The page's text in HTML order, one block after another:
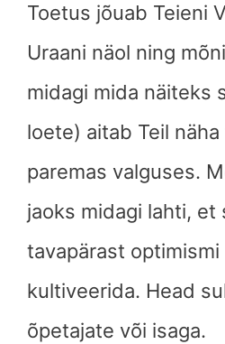
Toetus jõuab Teieni
Uraani näol ning
midagi mida näiteks
loete) aitab Teil
paremas valguses.
jaoks midagi lahti, et
tavapärast
kultiveerida. Head
õpetajate või isaga.